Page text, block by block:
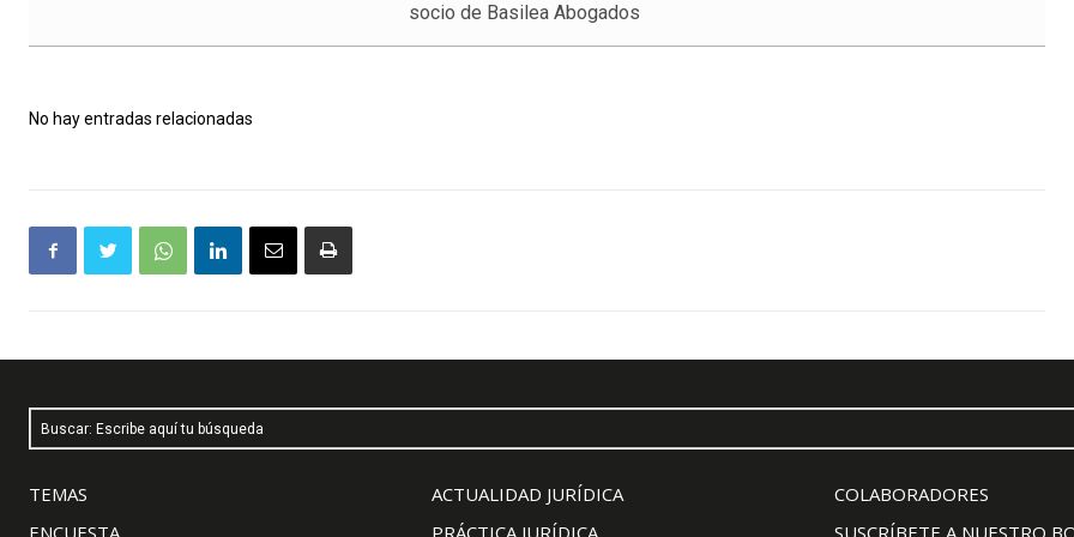
socio de Basilea Abogados
No hay entradas relacionadas
Buscar: Escribe aquí tu búsqueda
TEMAS
ACTUALIDAD JURÍDICA
COLABORADORES